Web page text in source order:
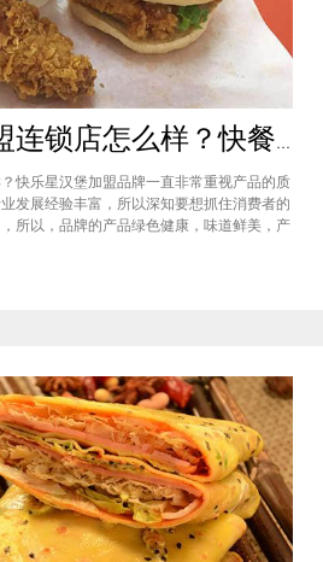
快乐星汉堡加盟连锁店怎么样？快餐店中产品口味如何？
快乐星汉堡加盟品牌一直非常重视产品的质
发展经验丰富，所以深知要想抓住消费者的
所以，品牌的产品绿色健康，味道鲜美，产
这个汉堡品牌加盟费多少钱？快乐星汉堡加